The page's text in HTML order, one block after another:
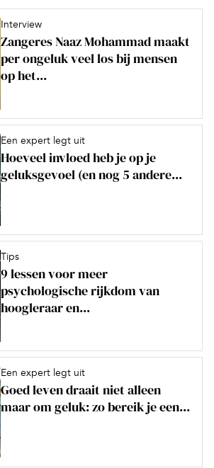
Interview
Zangeres Naaz Mohammad maakt
per ongeluk veel los bij mensen
op het...
Een expert legt uit
Hoeveel invloed heb je op je
geluksgevoel (en nog 5 andere...
Tips
9 lessen voor meer
psychologische rijkdom van
hoogleraar en...
Een expert legt uit
Goed leven draait niet alleen
maar om geluk: zo bereik je een...